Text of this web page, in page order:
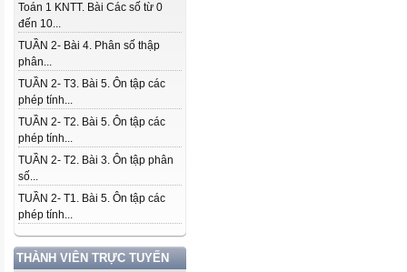
Toán 1 KNTT. Bài Các số từ 0
đến 10...
TUẦN 2- Bài 4. Phân số thập
phân...
TUẦN 2- T3. Bài 5. Ôn tập các
phép tính...
TUẦN 2- T2. Bài 5. Ôn tập các
phép tính...
TUẦN 2- T2. Bài 3. Ôn tập phân
số...
TUẦN 2- T1. Bài 5. Ôn tập các
phép tính...
THÀNH VIÊN TRỰC TUYẾN